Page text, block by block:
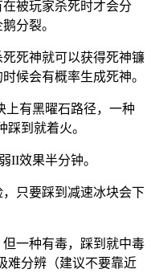
在被玩家杀死时才会分
分裂。
死神就可以获得死神镰
候会有概率生成死神。
上有黑曜石路径，一种
踩到就着火。
II效果半分钟。
只要踩到减速冰块会下
一种有毒，踩到就中毒
难分辨（建议不要靠近